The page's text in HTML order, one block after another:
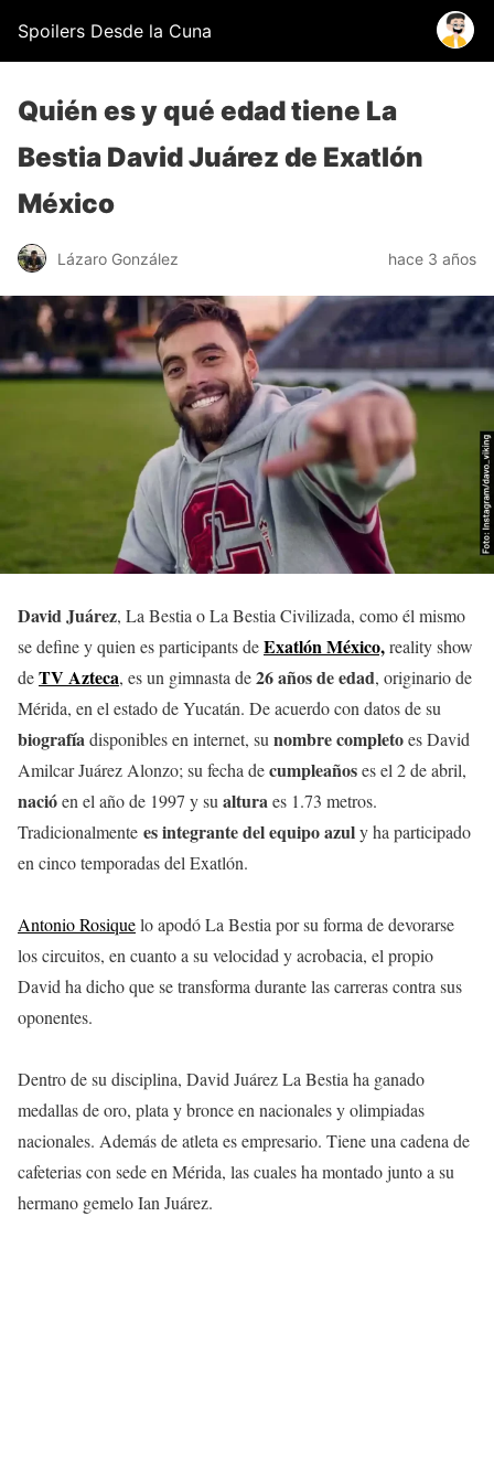
Spoilers Desde la Cuna
Quién es y qué edad tiene La
Bestia David Juárez de Exatlón
México
Lázaro González hace 3 años
David Juárez, La Bestia o La Bestia Civilizada, como él mismo
se define y quien es participants deExatlón México,reality show
deTV Azteca, es un gimnasta de26 años de edad, originario de
Mérida, en el estado de Yucatán. De acuerdo con datos de su
biografíadisponibles en internet, su nombrecompletoes David
Amilcar Juárez Alonzo; su fecha decumpleañoses el 2 de abril,
nacióen el año de 1997 y su alturaes 1.73 metros.
Tradicionalmente es integrante del equipo azuly ha participado
en cinco temporadas del Exatlón.
Antonio Rosiquelo apodó La Bestia por su forma de devorarse
los circuitos, en cuanto a su velocidad y acrobacia, el propio
David ha dicho que se transforma durante las carreras contra sus
oponentes.
Dentro de su disciplina, David Juárez La Bestia ha ganado
medallas de oro, plata y bronce en nacionales y olimpiadas
nacionales. Además de atleta es empresario. Tiene una cadena de
cafeterias con sede en Mérida, las cuales ha montado junto a su
hermano gemelo Ian Juárez.